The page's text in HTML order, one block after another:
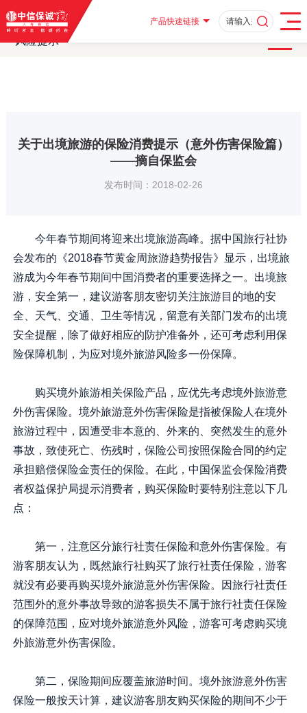
产品快速链接
风险提示 关于出境旅游的保险消费提示（意外伤害保险篇）——摘自保
风险提示
关于出境旅游的保险消费提示（意外伤害保险篇）
——摘自保监会
发布时间：2018-02-26
今年春节期间将迎来出境旅游高峰。据中国旅行社协
会发布的《2018春节黄金周旅游趋势报告》显示，出境旅
游成为今年春节期间中国消费者的重要选择之一。出境旅
游，安全第一，建议游客朋友密切关注旅游目的地的安
全、天气、交通、卫生等情况，留意有关部门发布的出境
安全提醒，除了做好相应的防护准备外，还可考虑利用保
险保障机制，为应对境外旅游风险多一份保障。
购买境外旅游相关保险产品，应优先考虑境外旅游意
外伤害保险。境外旅游意外伤害保险是指被保险人在境外
旅游过程中，因遭受非本意的、外来的、突然发生的意外
事故，致使死亡、伤残时，保险公司按照保险合同的约定
承担赔偿保险金责任的保险。在此，中国保监会保险消费
者权益保护局提示消费者，购买保险时要特别注意以下几
点：
第一，注意区分旅行社责任保险和意外伤害保险。有
游客朋友认为，既然旅行社购买了旅行社责任保险，游客
就没有必要再购买境外旅游意外伤害保险。因旅行社责任
范围外的意外事故导致的游客损失不属于旅行社责任保险
的保障范围，应对境外旅游意外风险，游客可考虑购买境
外旅游意外伤害保险。
第二，保险期间应覆盖旅游时间。境外旅游意外伤害
保险一般按天计算，建议游客朋友购买保险的期间不少于